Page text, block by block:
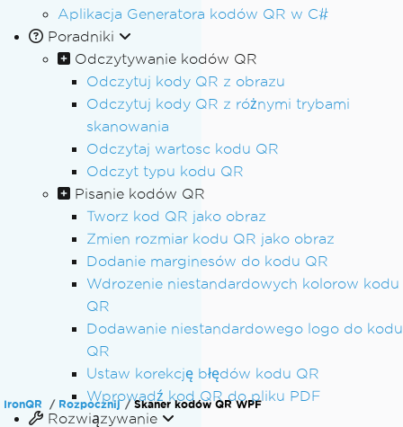
Aplikacja Generatora kodów QR w C#
Poradniki
Odczytywanie kodów QR
Odczytuj kody QR z obrazu
Odczytuj kody QR z różnymi trybami
skanowania
Odczytaj wartosc kodu QR
Odczyt typu kodu QR
Pisanie kodów QR
Tworz kod QR jako obraz
Zmien rozmiar kodu QR jako obraz
Dodanie marginesów do kodu QR
Wdrozenie niestandardowych kolorow kodu
QR
Dodawanie niestandardowego logo do kodu
QR
Ustaw korekcję błędów kodu QR
Wprowadź kod QR do pliku PDF
Rozwiązywanie
IronQR Rozpocznij Skaner kodów QR WPF